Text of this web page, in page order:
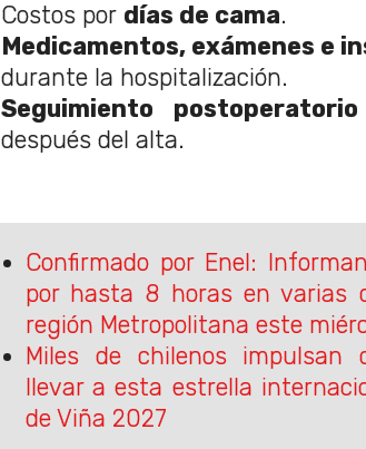
Costos por días de cama.
Medicamentos, exámenes e
durante la hospitalización.
Seguimiento postoperatorio
después del alta.
Confirmado por Enel:
por hasta 8 horas en varias
región Metropolitana este
Miles de chilenos impulsan
llevar a esta estrella
de Viña 2027